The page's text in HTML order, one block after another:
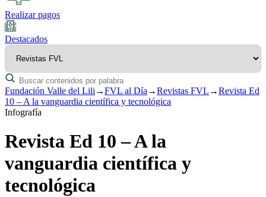
Realizar pagos
Destacados
Fundación Valle del Lili →FVL al Día →Revistas FVL →Revista Ed
10 – A la vanguardia científica y tecnológica
Infografía
Revista Ed 10 – A la
vanguardia científica y
tecnológica